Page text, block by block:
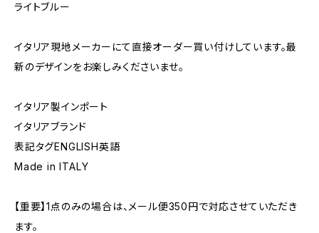
ライトブルー
イタリア現地メーカーにて直接オーダー買い付けしています。最
新のデザインをお楽しみくださいませ。
イタリア製インポート
イタリアブランド
表記タグENGLISH英語
Made in ITALY
【重要】1点のみの場合は、メール便350円で対応させていただき
ます。